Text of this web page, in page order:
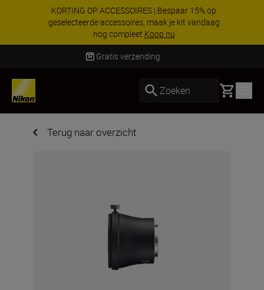
KORTING OP ACCESSOIRES | Bespaar 15% op
geselecteerde accessoires, maak je kit vandaag
nog compleet Koop nu
Levering binnen 1-3 werkdagen
Zoeken Basket
Terug naar overzicht